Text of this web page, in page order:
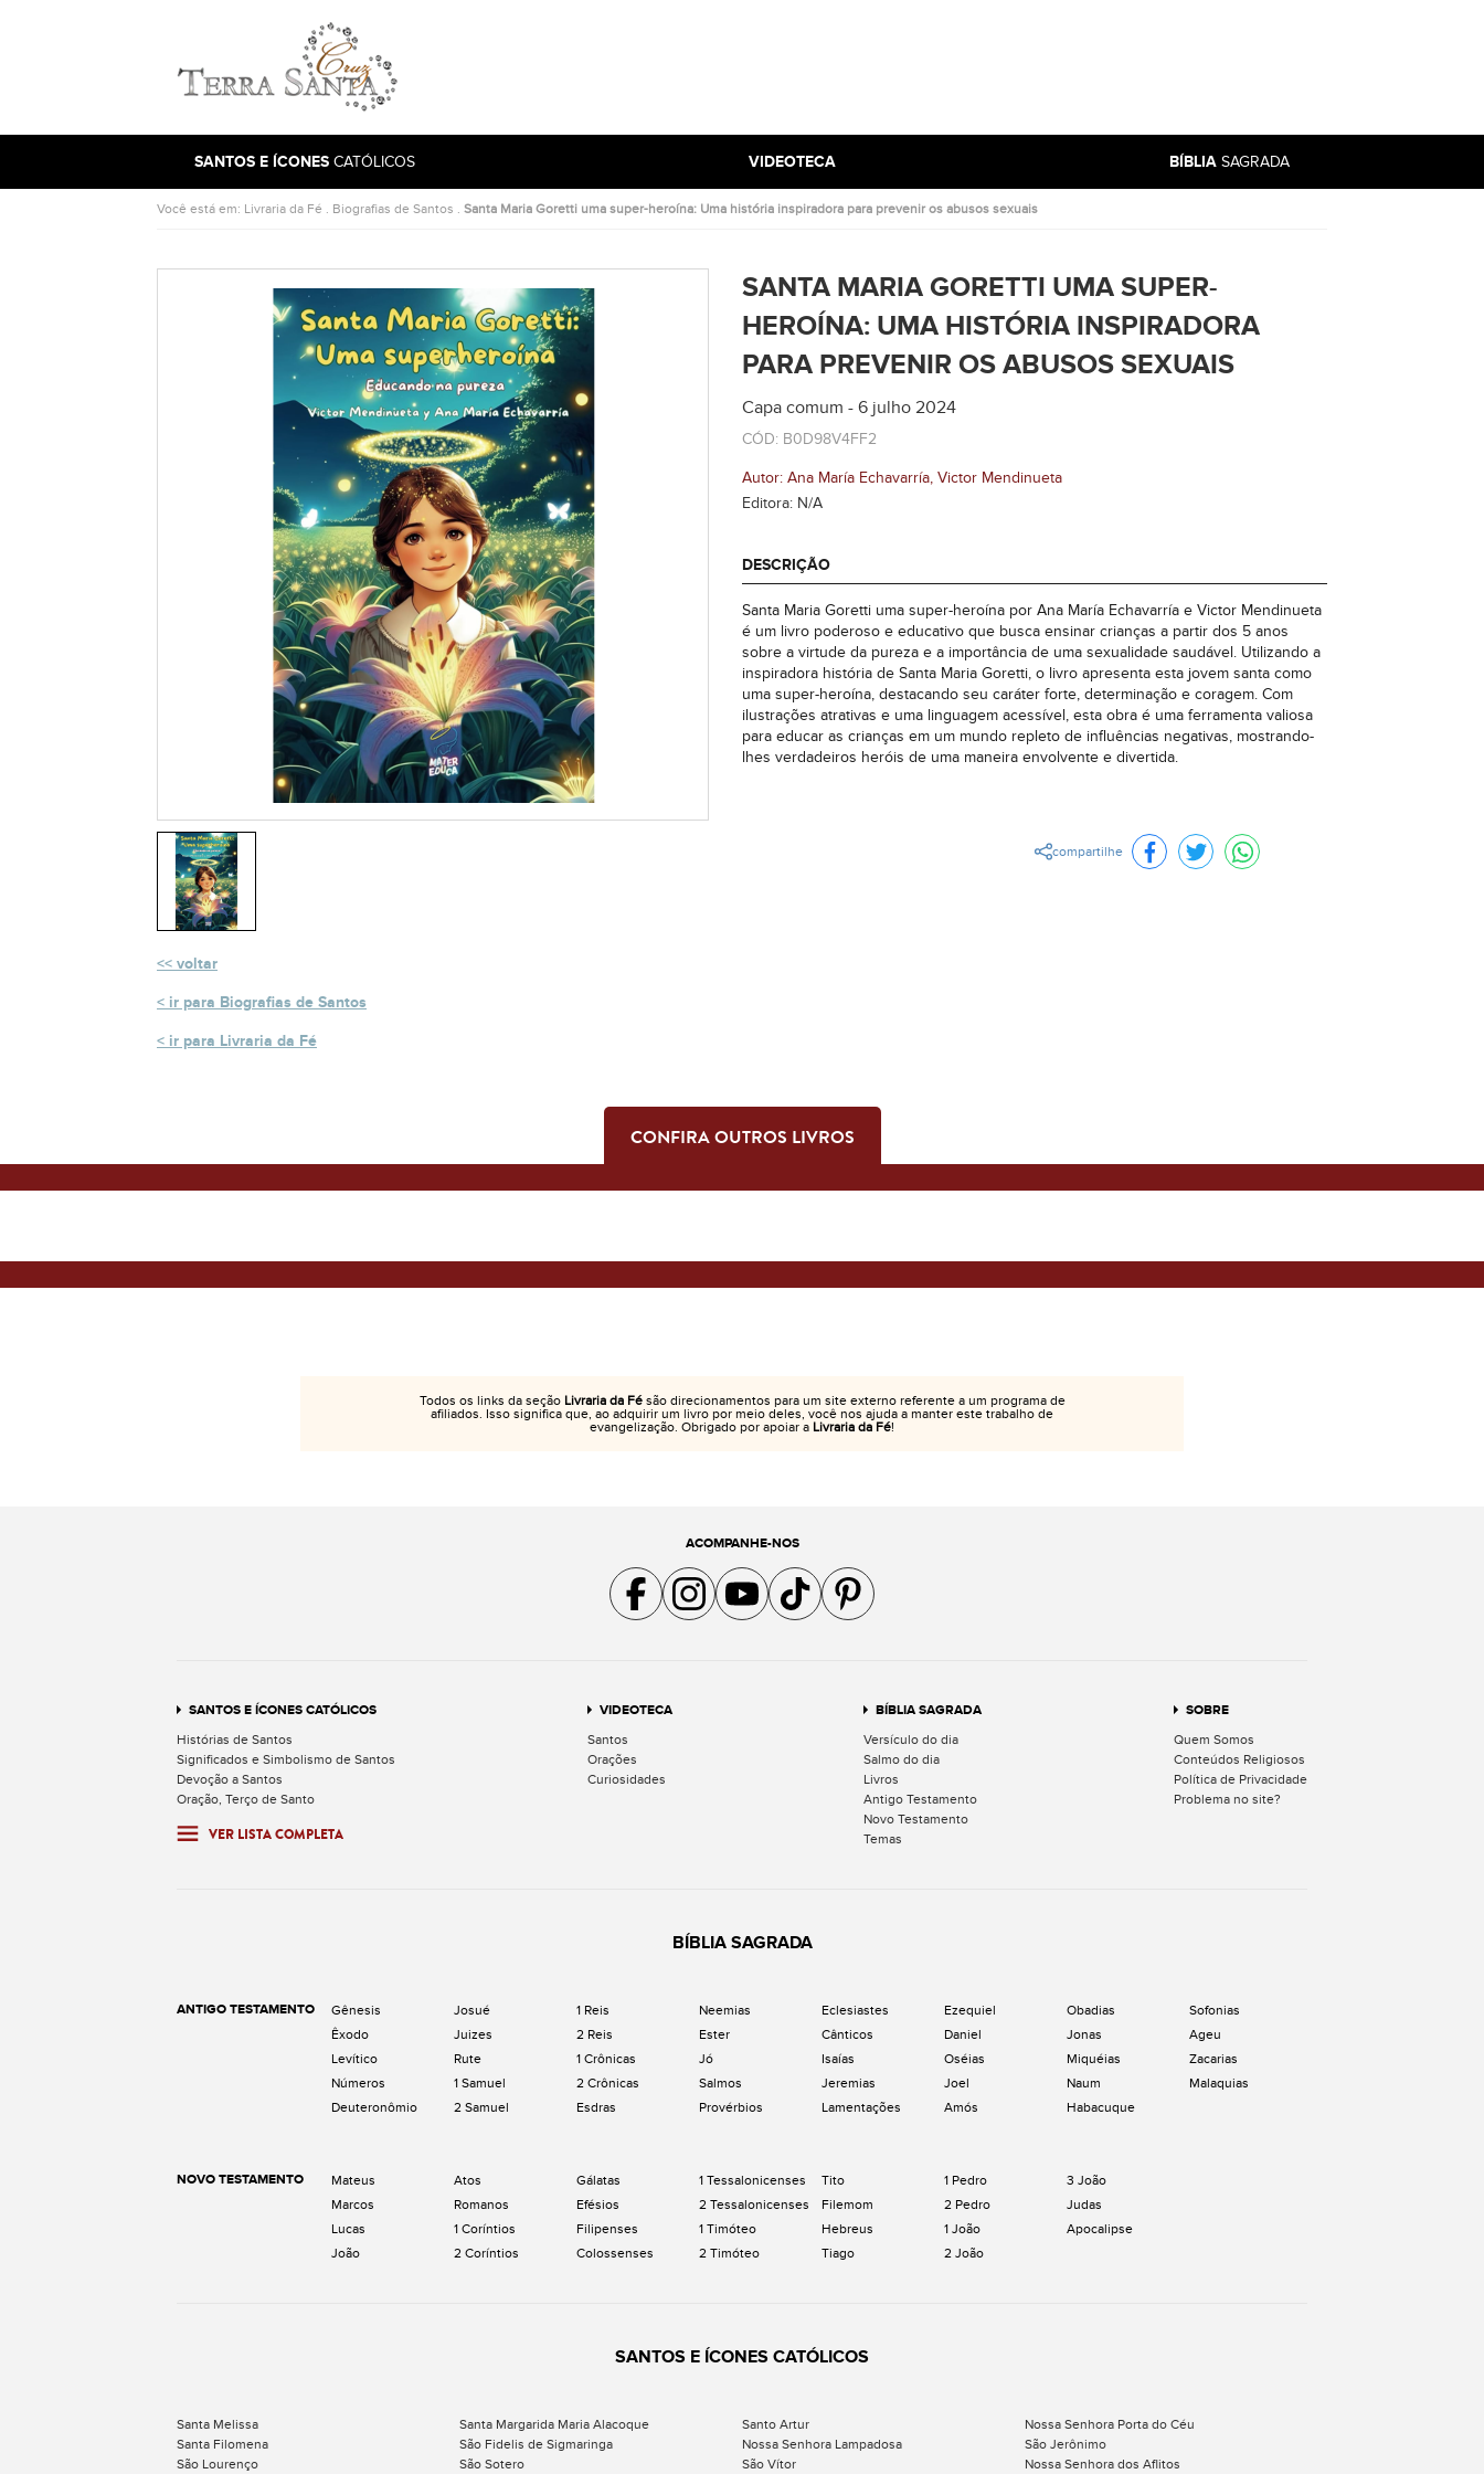
Ir para a página inicial
SANTOS E ÍCONES CATÓLICOS VIDEOTECA BÍBLIA SAGRADA
Você está em: Livraria da Fé . Biografias de Santos . Santa Maria Goretti uma super-heroína: Uma história inspiradora para prevenir os abusos sexuais
voltar
ir para Biografias de Santos
ir para Livraria da Fé
SANTA MARIA GORETTI UMA SUPER-
HEROÍNA: UMA HISTÓRIA INSPIRADORA
PARA PREVENIR OS ABUSOS SEXUAIS
Capa comum - 6 julho 2024
CÓD: B0D98V4FF2
Autor: Ana María Echavarría, Victor Mendinueta
Editora: N/A
DESCRIÇÃO
Santa Maria Goretti uma super-heroína por Ana María Echavarría e Victor Mendinueta
é um livro poderoso e educativo que busca ensinar crianças a partir dos 5 anos
sobre a virtude da pureza e a importância de uma sexualidade saudável. Utilizando a
inspiradora história de Santa Maria Goretti, o livro apresenta esta jovem santa como
uma super-heroína, destacando seu caráter forte, determinação e coragem. Com
ilustrações atrativas e uma linguagem acessível, esta obra é uma ferramenta valiosa
para educar as crianças em um mundo repleto de influências negativas, mostrando-
lhes verdadeiros heróis de uma maneira envolvente e divertida.
compartilhe
CONFIRA OUTROS LIVROS
Todos os links da seção Livraria da Fésão direcionamentos para um site externo referente a um programa de
afiliados. Isso significa que, ao adquirir um livro por meio deles, você nos ajuda a manter este trabalho de
evangelização. Obrigado por apoiar a Livraria da Fé!
ACOMPANHE-NOS
Acompanhe a gente no Facebook
Acompanhe a gente no Instagram
Acompanhe a gente no YouTube
Acompanhe a gente no TikTok
Acompanhe a gente no Pinterest
SANTOS E ÍCONES CATÓLICOS
Histórias de Santos
Significados e Simbolismo de Santos
Devoção a Santos
Oração, Terço de Santo
VER LISTA COMPLETA
VIDEOTECA
Santos
Orações
Curiosidades
BÍBLIA SAGRADA
Versículo do dia
Salmo do dia
Livros
Antigo Testamento
Novo Testamento
Temas
SOBRE
Quem Somos
Conteúdos Religiosos
Política de Privacidade
Problema no site?
BÍBLIA SAGRADA
ANTIGO TESTAMENTO
Gênesis
Êxodo
Levítico
Números
Deuteronômio
Josué
Juizes
Rute
1 Samuel
2 Samuel
1 Reis
2 Reis
1 Crônicas
2 Crônicas
Esdras
Neemias
Ester
Jó
Salmos
Provérbios
Eclesiastes
Cânticos
Isaías
Jeremias
Lamentações
Ezequiel
Daniel
Oséias
Joel
Amós
Obadias
Jonas
Miquéias
Naum
Habacuque
Sofonias
Ageu
Zacarias
Malaquias
NOVO TESTAMENTO
Mateus
Marcos
Lucas
João
Atos
Romanos
1 Coríntios
2 Coríntios
Gálatas
Efésios
Filipenses
Colossenses
1 Tessalonicenses
2 Tessalonicenses
1 Timóteo
2 Timóteo
Tito
Filemom
Hebreus
Tiago
1 Pedro
2 Pedro
1 João
2 João
3 João
Judas
Apocalipse
SANTOS E ÍCONES CATÓLICOS
Santa Melissa Santa Margarida Maria Alacoque Santo Artur
Nossa Senhora Porta do Céu
Santa Filomena
São Fidelis de Sigmaringa Nossa Senhora Lampadosa
São Jerônimo
São Lourenço
São Sotero São Vítor Nossa Senhora dos Aflitos